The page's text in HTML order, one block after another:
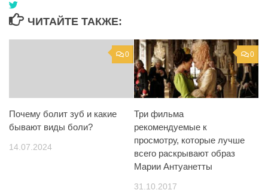
ЧИТАЙТЕ ТАКЖЕ:
0
Почему болит зуб и какие
бывают виды боли?
14.07.2024
0
Три фильма
рекомендуемые к
просмотру, которые лучше
всего раскрывают образ
Марии Антуанетты
31.10.2017